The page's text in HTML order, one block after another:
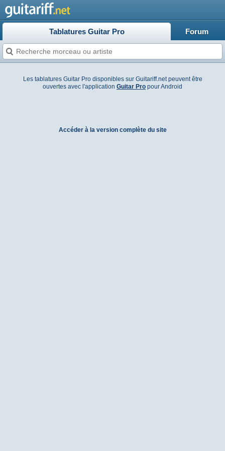
Tablatures Guitar Pro Forum
Les tablatures Guitar Pro disponibles sur Guitariff.net peuvent être
ouvertes avec l'application Guitar Pro pour Android
Accéder à la version complète du site